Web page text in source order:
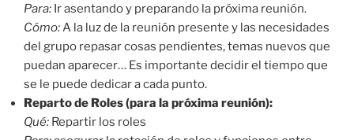
Para: Ir asentando y preparando la próxima reunión.
Cómo:A la luz de la reunión presente y las necesidades
del grupo repasar cosas pendientes, temas nuevos que
puedan aparecer… Es importante decidir el tiempo que
se le puede dedicar a cada punto.
Reparto de Roles (para la próxima reunión):
Qué: Repartir los roles